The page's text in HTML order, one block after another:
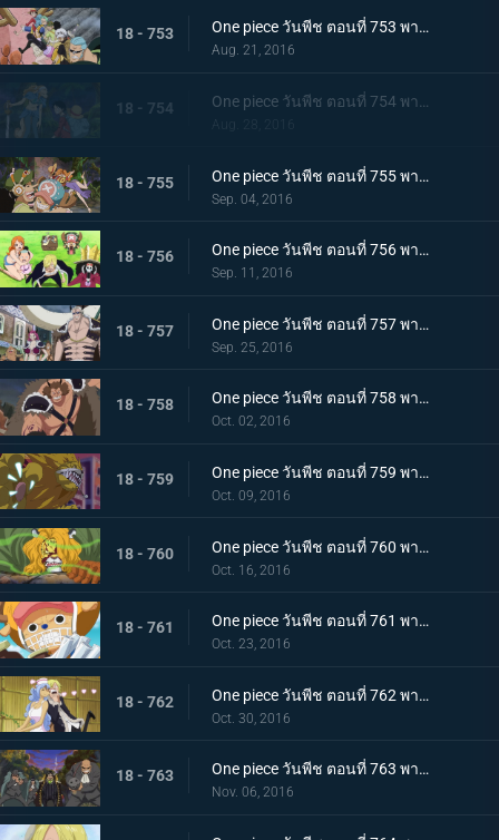
18 - 753 One piece วันพีช ตอนที่ 753 พากย์ไทย ไฟระห่ำท้าตาย! การผจญภัยครั้งใหญ่บนหลังช้างยักษ์!
Aug. 21, 2016
18 - 754
Aug. 28, 2016
18 - 755 One piece วันพีช ตอนที่ 755 พากย์ไทย การ์ชู! กลุ่มหมวกฟางกลับมารวมตัวกันอีกครั้ง!
Sep. 04, 2016
18 - 756 One piece วันพีช ตอนที่ 756 พากย์ไทย เปิดเกมโต้กลับ! วีรกรรมครั้งใหญ่ของกลุ่มฟางม้วน!
Sep. 11, 2016
18 - 757 One piece วันพีช ตอนที่ 757 พากย์ไทย การมาเยือนของภัยคุกคาม! กลุ่มโจรสลัดร้อยอสูรแจ๊ค!
Sep. 25, 2016
18 - 758 One piece วันพีช ตอนที่ 758 พากย์ไทย ราชาแห่งทิวา ดยุคอินุอาราชิปรากฏตัว!
Oct. 02, 2016
18 - 759 One piece วันพีช ตอนที่ 759 พากย์ไทย ราชาแห่งกลางคืน! นายท่านเนโกะมะมุชิปรากฏตัว!
Oct. 09, 2016
18 - 760 One piece วันพีช ตอนที่ 760 พากย์ไทย เมืองหลวงพินาศ กลุ่มฟางม้วนขึ้นเกาะ!
Oct. 16, 2016
18 - 761 One piece วันพีช ตอนที่ 761 พากย์ไทย เวลาเหลือน้อย! สายใยของเผ่ามิงค์กับกลุ่มหมวกฟาง!
Oct. 23, 2016
18 - 762 One piece วันพีช ตอนที่ 762 พากย์ไทย อันธพาลกลับบ้าน นักฆ่าของสี่จักรพรรดิบิ๊กมัม
Oct. 30, 2016
18 - 763 One piece วันพีช ตอนที่ 763 พากย์ไทย เบื้องหลังการหายตัวไป! ซันจิกับจดหมายเชิญที่น่าสะพรึง!
Nov. 06, 2016